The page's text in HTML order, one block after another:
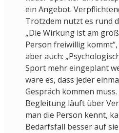
ein Angebot.
Trotzdem nutzt es rund
„Die Wirkung ist am
Person freiwillig
aber auch:
Sport mehr eingeplant
wäre es, dass jeder
Gespräch kommen
Begleitung läuft über
man die Person kennt,
Bedarfsfall besser auf